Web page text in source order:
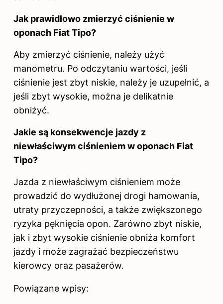
Jak prawidłowo zmierzyć ciśnienie w
oponach Fiat Tipo?
Aby zmierzyć ciśnienie, należy użyć
manometru. Po odczytaniu wartości, jeśli
ciśnienie jest zbyt niskie, należy je uzupełnić, a
jeśli zbyt wysokie, można je delikatnie
obniżyć.
Jakie są konsekwencje jazdy z
niewłaściwym ciśnieniem w oponach Fiat
Tipo?
Jazda z niewłaściwym ciśnieniem może
prowadzić do wydłużonej drogi hamowania,
utraty przyczepności, a także zwiększonego
ryzyka pęknięcia opon. Zarówno zbyt niskie,
jak i zbyt wysokie ciśnienie obniża komfort
jazdy i może zagrażać bezpieczeństwu
kierowcy oraz pasażerów.
Powiązane wpisy: